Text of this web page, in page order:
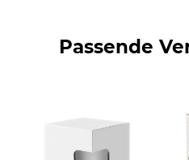
Passende